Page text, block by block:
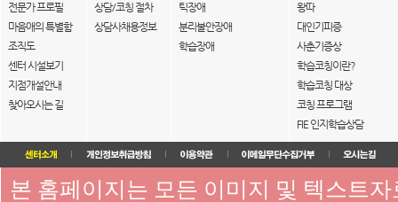
전문가 프로필
마음애의 특별함
조직도
센터 시설보기
지점개설안내
찾아오시는 길
상담/코칭 절차
상담사채용정보
틱장애
분리불안장애
학습장애
왕따
대인기피증
사춘기증상
학습코칭이란?
학습코칭 대상
코칭 프로그램
FIE 인지학습상담
본 홈페이지는 모든 이미지 및 텍스트